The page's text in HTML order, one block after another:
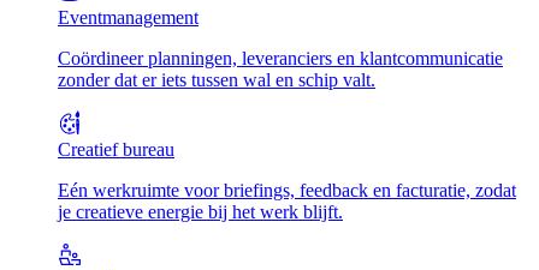
Eventmanagement
Coördineer planningen, leveranciers en klantcommunicatie
zonder dat er iets tussen wal en schip valt.
Creatief bureau
Eén werkruimte voor briefings, feedback en facturatie, zodat
je creatieve energie bij het werk blijft.